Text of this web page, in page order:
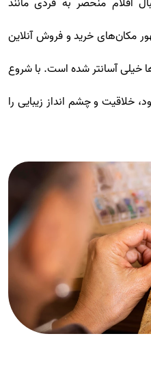
مکان‌های خرید و فروش آنلاین
خیلی آسانتر شده است. با شروع
و چشم انداز زیبایی را